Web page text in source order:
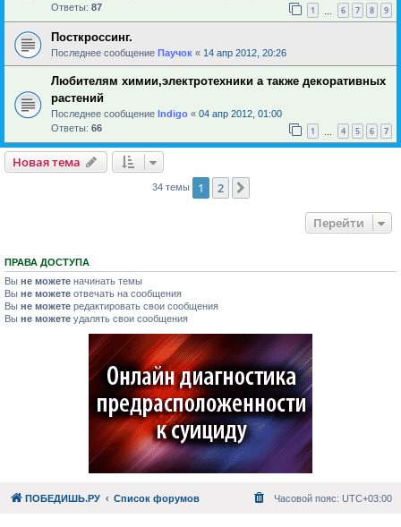
Ответы: 87 1 6 7 8 9
Посткроссинг.
Последнее сообщение Паучок « 14 апр 2012, 20:26
Любителям химии,электротехники а также декоративных
растений
Последнее сообщение Indigo « 04 апр 2012, 01:00
Ответы: 66 1 4 5 6 7
Новая тема
34 темы 1 2
Перейти
ПРАВА ДОСТУПА
Вы не можете начинать темы
Вы не можете отвечать на сообщения
Вы не можете редактировать свои сообщения
Вы не можете удалять свои сообщения
ПОБЕДИШЬ.РУ Список форумов Часовой пояс: UTC+03:00